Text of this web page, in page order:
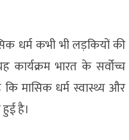
धर्म कभी भी लड़कियों की
कार्यक्रम भारत के सर्वोच्च
मासिक धर्म स्वास्थ्य और
है।